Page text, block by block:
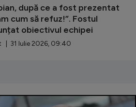
după ce a fost prezentat
cum să refuz!”. Fostul
obiectivul echipei
| 31 Iulie 2026, 09:40